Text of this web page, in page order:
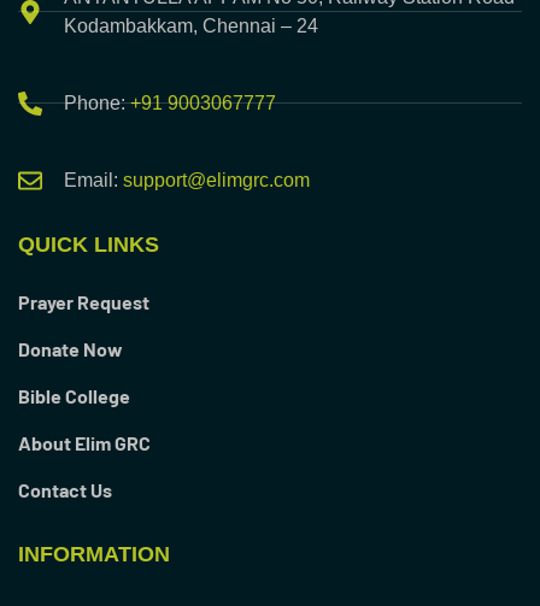
Kodambakkam, Chennai – 24
Phone:+91 9003067777
Email: support@elimgrc.com
QUICK LINKS
Prayer Request
Donate Now
Bible College
About Elim GRC
Contact Us
INFORMATION